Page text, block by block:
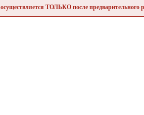
ТОЛЬКО после предварительного